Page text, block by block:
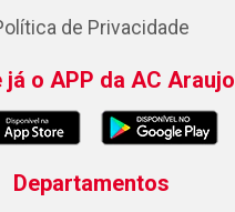
de Privacidade
já o APP da AC Araujo
Departamentos